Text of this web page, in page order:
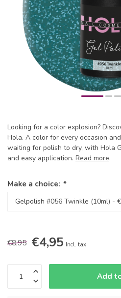
Looking for a color explosion?
Hola. A color for every occasion
waiting for polish to dry, with Hola
and easy application. Read more.
Make a choice: *
€8,95 €4,95 Incl. tax
Add